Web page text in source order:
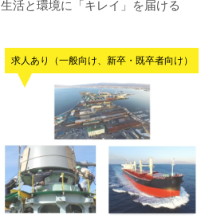
生活と環境に「キレイ」を届ける
求人あり（一般向け、新卒・既卒者向け）